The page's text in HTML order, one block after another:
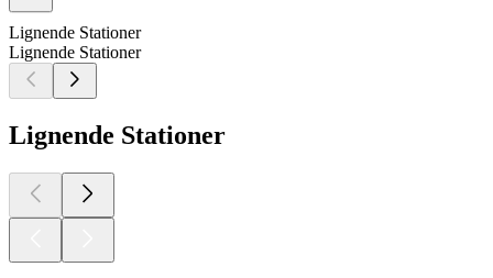
Lignende Stationer
Lignende Stationer
Lignende Stationer